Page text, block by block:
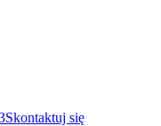
Skontaktuj się